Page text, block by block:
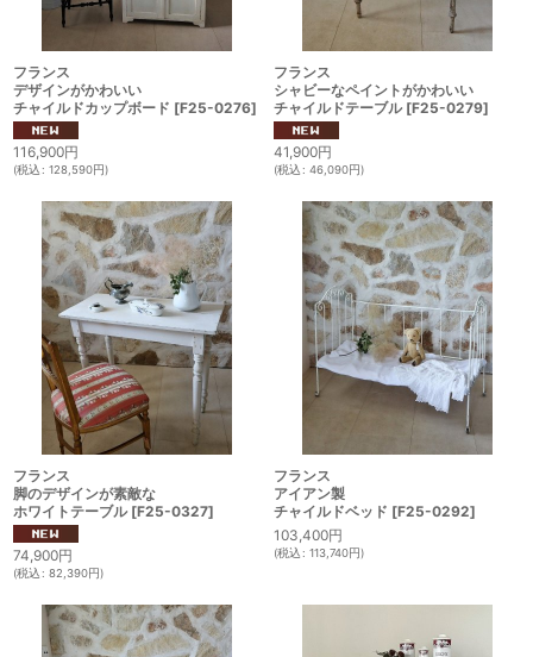
フランス
デザインがかわいい
チャイルドカップボード [F25-0276]
116,900円
(税込: 128,590円)
フランス
シャビーなペイントがかわいい
チャイルドテーブル [F25-0279]
41,900円
(税込: 46,090円)
フランス
脚のデザインが素敵な
ホワイトテーブル [F25-0327]
74,900円
(税込: 82,390円)
フランス
アイアン製
チャイルドベッド [F25-0292]
103,400円
(税込: 113,740円)